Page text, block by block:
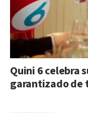
Quini 6 celebra
garantizado de